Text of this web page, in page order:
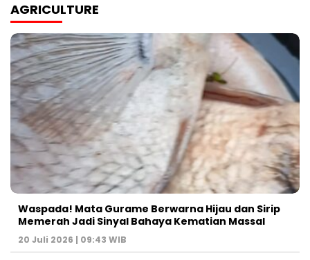
AGRICULTURE
Waspada! Mata Gurame Berwarna Hijau dan Sirip
Memerah Jadi Sinyal Bahaya Kematian Massal
20 Juli 2026 | 09:43 WIB